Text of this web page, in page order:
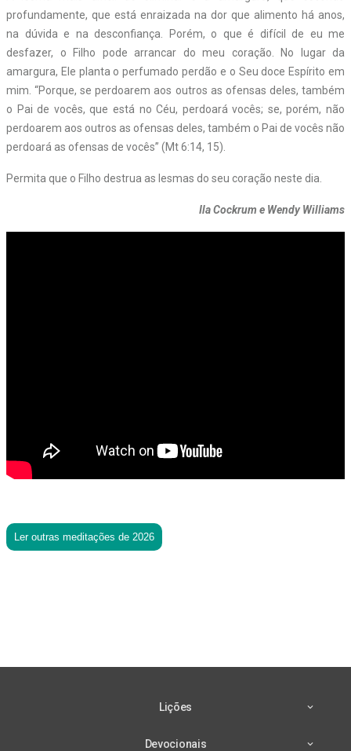
profundamente, que está enraizada na dor que alimento há anos,
na dúvida e na desconfiança. Porém, o que é difícil de eu me
desfazer, o Filho pode arrancar do meu coração. No lugar da
amargura, Ele planta o perfumado perdão e o Seu doce Espírito em
mim. “Porque, se perdoarem aos outros as ofensas deles, também
o Pai de vocês, que está no Céu, perdoará vocês; se, porém, não
perdoarem aos outros as ofensas deles, também o Pai de vocês não
perdoará as ofensas de vocês” (Mt 6:14, 15).
Permita que o Filho destrua as lesmas do seu coração neste dia.
Ila Cockrum e Wendy Williams
Ler outras meditações de 2026
Lições
Devocionais